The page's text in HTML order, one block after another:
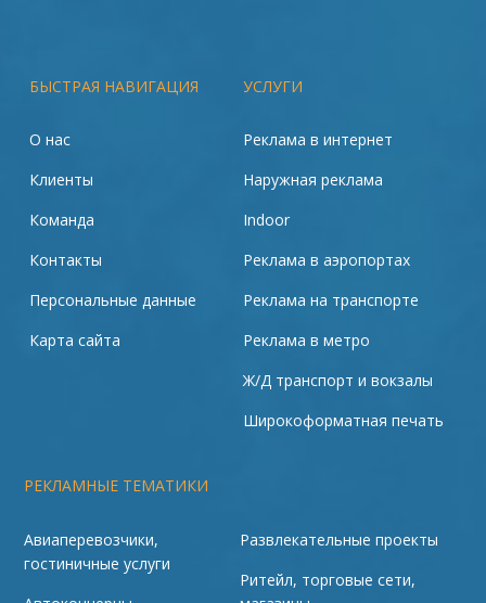
БЫСТРАЯ НАВИГАЦИЯ УСЛУГИ
РЕКЛАМНЫЕ ТЕМАТИКИ
О нас
Клиенты
Команда
Контакты
Персональные данные
Карта сайта
Реклама в интернет
Наружная реклама
Indoor
Реклама в аэропортах
Реклама на транспорте
Реклама в метро
Ж/Д транспорт и вокзалы
Широкоформатная печать
Авиаперевозчики,
гостиничные услуги
Развлекательные проекты
Ритейл, торговые сети,